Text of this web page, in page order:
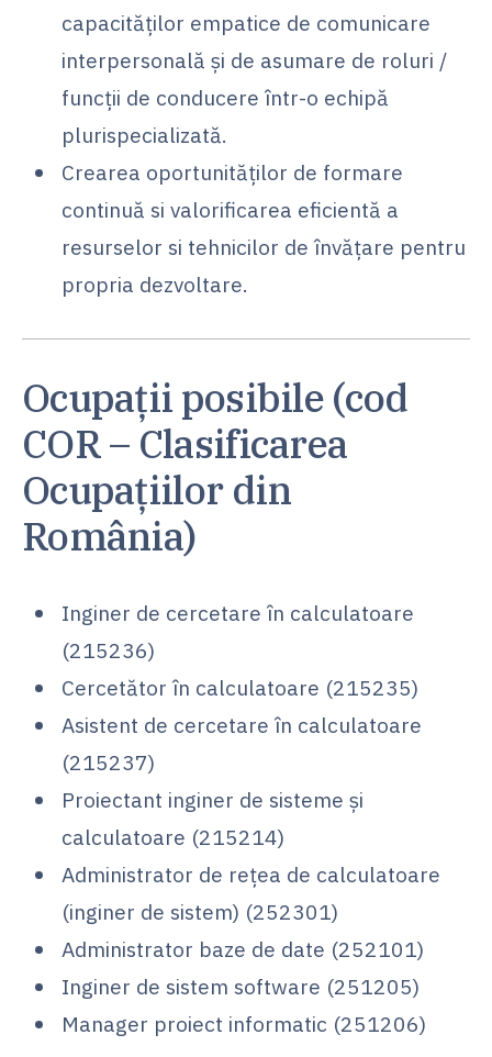
capacităților empatice de comunicare
interpersonală și de asumare de roluri /
funcții de conducere într-o echipă
plurispecializată.
Crearea oportunităților de formare
continuă si valorificarea eficientă a
resurselor si tehnicilor de învățare pentru
propria dezvoltare.
Ocupații posibile (cod
COR – Clasificarea
Ocupațiilor din
România)
Inginer de cercetare în calculatoare
(215236)
Cercetător în calculatoare (215235)
Asistent de cercetare în calculatoare
(215237)
Proiectant inginer de sisteme și
calculatoare (215214)
Administrator de rețea de calculatoare
(inginer de sistem) (252301)
Administrator baze de date (252101)
Inginer de sistem software (251205)
Manager proiect informatic (251206)